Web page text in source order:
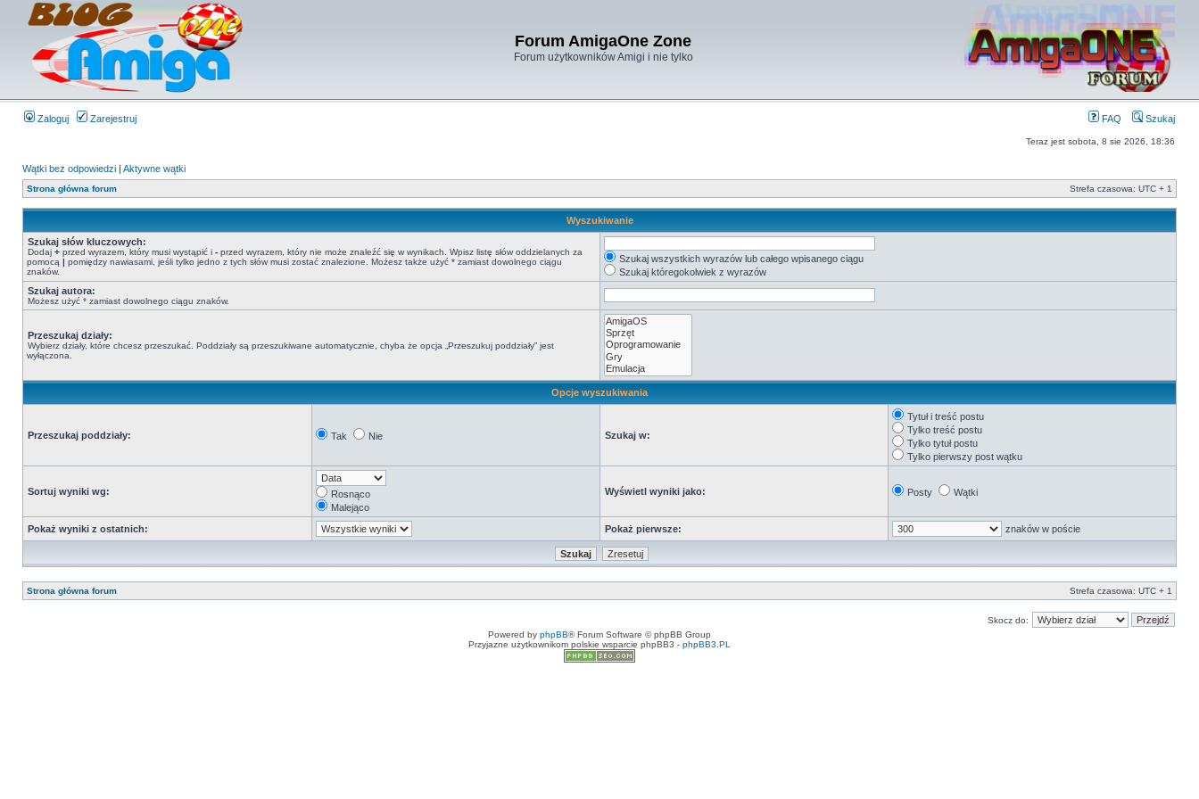
Forum AmigaOne Zone
Forum użytkowników Amigi i nie tylko
Zaloguj Zarejestruj FAQ Szukaj
Teraz jest sobota, 8 sie 2026, 18:36
Wątki bez odpowiedzi | Aktywne wątki
Strona główna forum Strefa czasowa: UTC + 1
Wyszukiwanie
Szukaj słów kluczowych:
Dodaj + przed wyrazem, który musi wystąpić i - przed wyrazem, który nie może znaleźć się w wynikach. Wpisz listę słów oddzielanych za
pomocą | pomiędzy nawiasami, jeśli tylko jedno z tych słów musi zostać znalezione. Możesz także użyć * zamiast dowolnego ciągu
znaków.
Szukaj wszystkich wyrazów lub całego wpisanego ciągu
Szukaj któregokolwiek z wyrazów
Szukaj autora:
Możesz użyć * zamiast dowolnego ciągu znaków.
Przeszukaj działy:
Wybierz działy, które chcesz przeszukać. Poddziały są przeszukiwane automatycznie, chyba że opcja „Przeszukuj poddziały” jest
wyłączona.
Opcje wyszukiwania
Przeszukaj poddziały: Tak Nie Szukaj w:
Tytuł i treść postu
Tylko treść postu
Tylko tytuł postu
Tylko pierwszy post wątku
Sortuj wyniki wg:
Rosnąco
Malejąco
Wyświetl wyniki jako: Posty Wątki
Pokaż wyniki z ostatnich: Pokaż pierwsze: znaków w poście
Strona główna forum Strefa czasowa: UTC + 1
Skocz do:
Powered by phpBB® Forum Software © phpBB Group
Przyjazne użytkownikom polskie wsparcie phpBB3 - phpBB3.PL